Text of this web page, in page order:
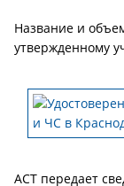
Название и
утвержденному
АСТ передает